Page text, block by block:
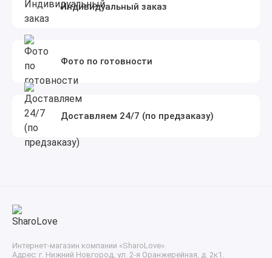
Индивидуальный заказ
Фото по готовности
Доставляем 24/7 (по предзаказу)
Интернет-магазин компании «SharoLove».
Адрес: г. Нижний Новгород, ул. 2-я Оранжерейная, д. 2к1.